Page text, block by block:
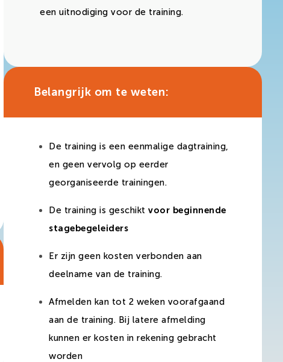
een uitnodiging voor de training.
Belangrijk om te weten:
De training is een eenmalige dagtraining,
en geen vervolg op eerder
georganiseerde trainingen.
De training is geschikt voor beginnende
stagebegeleiders
Er zijn geen kosten verbonden aan
deelname van de training.
Afmelden kan tot 2 weken voorafgaand
aan de training. Bij latere afmelding
kunnen er kosten in rekening gebracht
worden